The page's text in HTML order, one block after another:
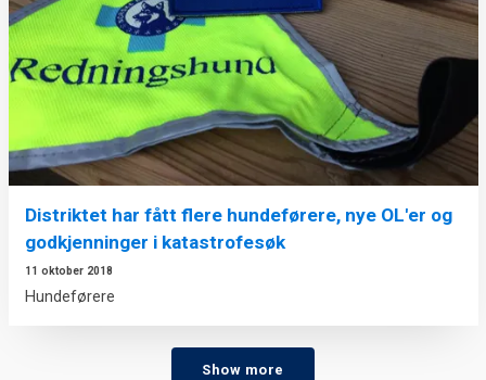
Distriktet har fått flere hundeførere, nye OL'er og
godkjenninger i katastrofesøk
11 oktober 2018
Hundeførere
Show more